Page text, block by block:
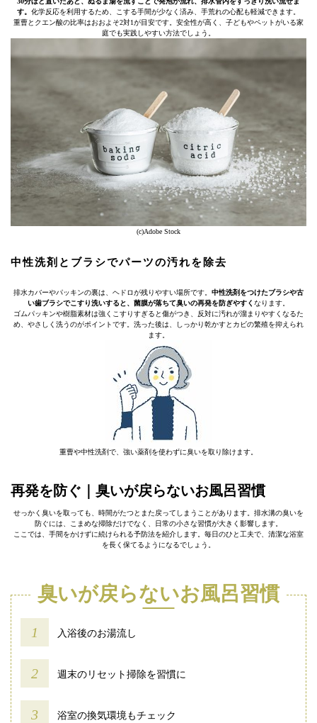
す。 化学反応を利用するため、こする手間が少なく済み、手荒れの心配も軽減できます。
重曹とクエン酸の比率はおおよそ2対1が目安です。安全性が高く、子どもやペットがいる家
庭でも実践しやすい方法でしょう。
(c)Adobe Stock
中性洗剤とブラシでパーツの汚れを除去
排水カバーやパッキンの裏は、ヘドロが残りやすい場所です。 中性洗剤をつけたブラシや古
い歯ブラシでこすり洗いすると、菌膜が落ちて臭いの再発を防ぎやすく なります。
ゴムパッキンや樹脂素材は強くこすりすぎると傷がつき、反対に汚れが溜まりやすくなるた
め、やさしく洗うのがポイントです。洗った後は、しっかり乾かすとカビの繁殖を抑えられ
ます。
重曹や中性洗剤で、強い薬剤を使わずに臭いを取り除けます。
再発を防ぐ｜臭いが戻らないお風呂習慣
せっかく臭いを取っても、時間がたつとまた戻ってしまうことがあります。排水溝の臭いを
防ぐには、こまめな掃除だけでなく、日常の小さな習慣が大きく影響します。
ここでは、手間をかけずに続けられる予防法を紹介します。毎日のひと工夫で、清潔な浴室
を長く保てるようになるでしょう。
臭いが戻らないお風呂習慣
入浴後のお湯流し
週末のリセット掃除を習慣に
浴室の換気環境もチェック